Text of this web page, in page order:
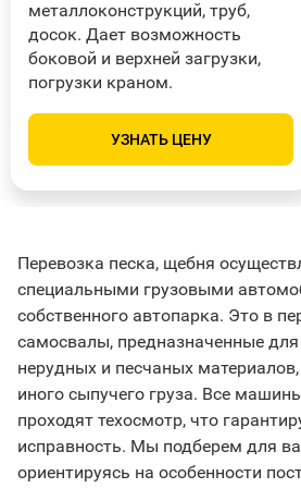
металлоконструкций, труб,
досок. Дает возможность
боковой и верхней загрузки,
погрузки краном.
УЗНАТЬ ЦЕНУ
Перевозка песка, щебня
специальными грузовыми
собственного автопарка. Это в
самосвалы, предназначенные для
нерудных и песчаных
иного сыпучего груза. Все
проходят техосмотр, что
исправность. Мы подберем для
ориентируясь на особенности